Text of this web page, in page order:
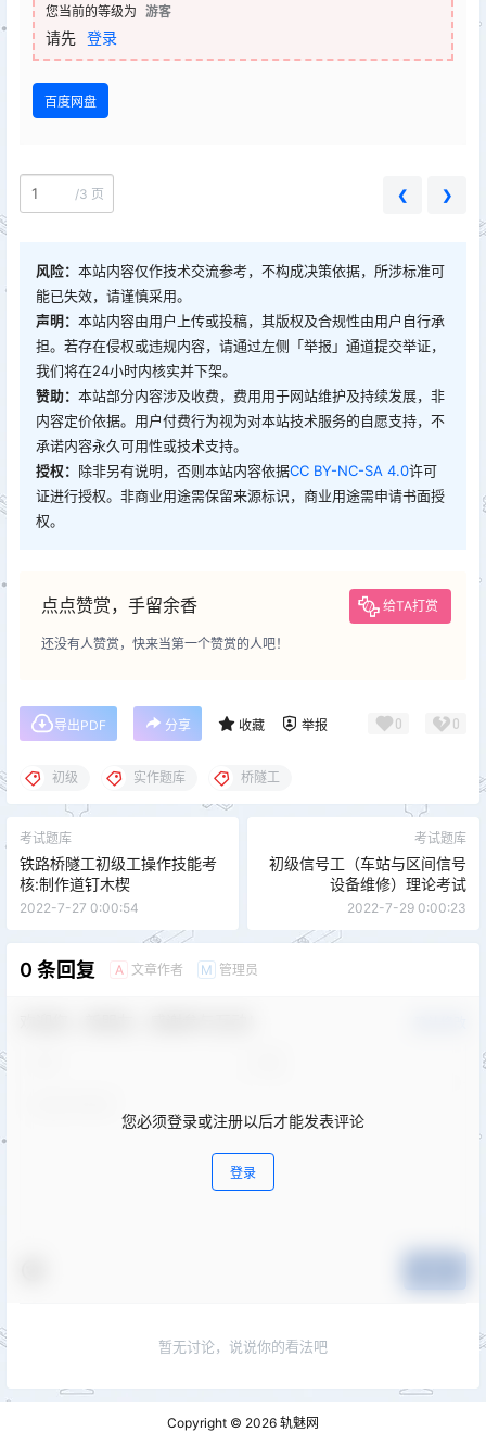
您当前的等级为 游客
请先 登录
百度网盘
/3 页 ❮ ❯
风险： 本站内容仅作技术交流参考，不构成决策依据，所涉标准可
能已失效，请谨慎采用。
声明： 本站内容由用户上传或投稿，其版权及合规性由用户自行承
担。若存在侵权或违规内容，请通过左侧「举报」通道提交举证，
我们将在24小时内核实并下架。
赞助： 本站部分内容涉及收费，费用用于网站维护及持续发展，非
内容定价依据。用户付费行为视为对本站技术服务的自愿支持，不
承诺内容永久可用性或技术支持。
授权： 除非另有说明，否则本站内容依据CC BY-NC-SA 4.0许可
证进行授权。非商业用途需保留来源标识，商业用途需申请书面授
权。
点点赞赏，手留余香 给TA打赏
还没有人赞赏，快来当第一个赞赏的人吧！
导出PDF 分享 收藏 举报 0 0
初级 实作题库 桥隧工
考试题库
铁路桥隧工初级工操作技能考
核:制作道钉木楔
2022-7-27 0:00:54
考试题库
初级信号工（车站与区间信号
设备维修）理论考试
2022-7-29 0:00:23
0 条回复 A 文章作者 M 管理员
您必须登录或注册以后才能发表评论
登录
暂无讨论，说说你的看法吧
Copyright © 2026 轨魅网